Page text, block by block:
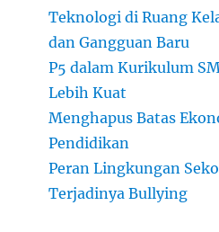
Teknologi di Ruang
dan Gangguan Baru
P5 dalam Kurikulum
Lebih Kuat
Menghapus Batas
Pendidikan
Peran Lingkungan
Terjadinya Bullying